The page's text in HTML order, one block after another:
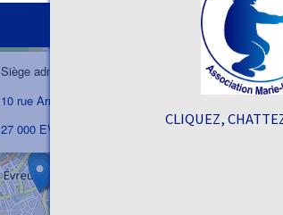
Siège administratif
10 rue Armand Bennet
27 000 EVREUX